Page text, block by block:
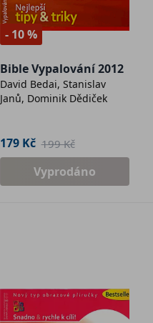
- 10 %
Bible Vypalování 2012
David Bedai, Stanislav
Janů, Dominik Dědiček
179 Kč 199 Kč
Vyprodáno